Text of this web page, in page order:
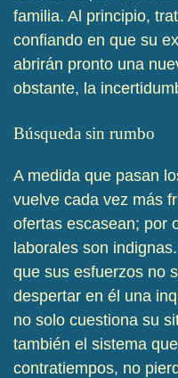
familia. Al principio,
confiando en que su
abrirán pronto una
obstante, la
Búsqueda sin rumbo
A medida que pasan
vuelve cada vez más
ofertas escasean; por
laborales son
que sus esfuerzos no
despertar en él una
no solo cuestiona su
también el sistema
contratiempos, no